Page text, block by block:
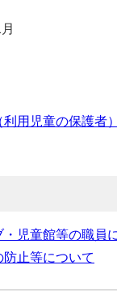
利用児童の保護者
・児童館等の職員
止等について